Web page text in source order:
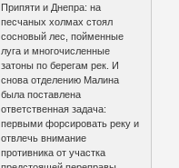
Припяти и Днепра: на
песчаных холмах стоял
сосновый лес, пойменные
луга и многочисленные
затоны по берегам рек. И
снова отделению Малина
была поставлена
ответственная задача:
первыми форсировать реку и
отвлечь внимание
противника от участка